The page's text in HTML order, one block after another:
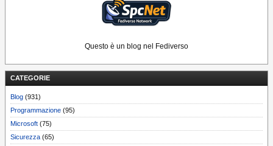
Questo è un blog nel Fediverso
CATEGORIE
Blog (931)
Programmazione (95)
Microsoft (75)
Sicurezza (65)